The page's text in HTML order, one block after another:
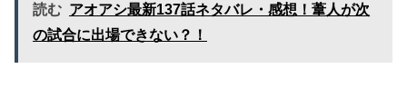
読む アオアシ最新137話ネタバレ・感想！葦人が次
の試合に出場できない？！